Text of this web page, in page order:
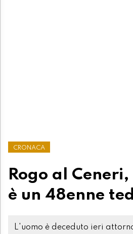
CRONACA
Rogo al
è un 48enne
L'uomo è deceduto ieri